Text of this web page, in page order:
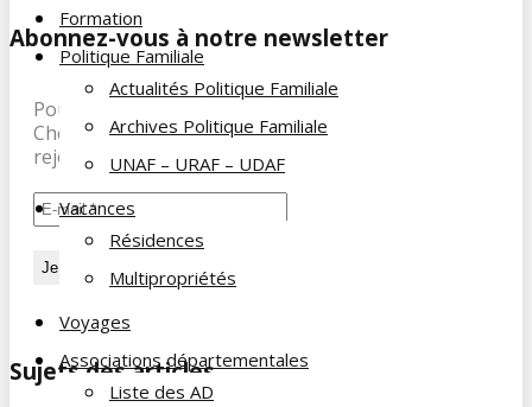
Formation
Politique Familiale
Actualités Politique Familiale
Archives Politique Familiale
UNAF – URAF – UDAF
Vacances
Résidences
Multipropriétés
Voyages
Associations départementales
Liste des AD
Abonnez-vous à notre newsletter
Pour recevoir les dernières infos de la Famille du
Cheminot, abonnez-vous à notre newsletter et
rejoignez nos 197 abonnés.
Sujets des articles